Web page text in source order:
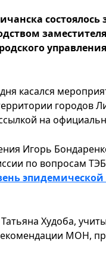
касался
городов
на
Игорь
по вопросам
эпидемической
Худоба,
МОН,